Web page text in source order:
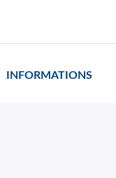
INFORMATIONS